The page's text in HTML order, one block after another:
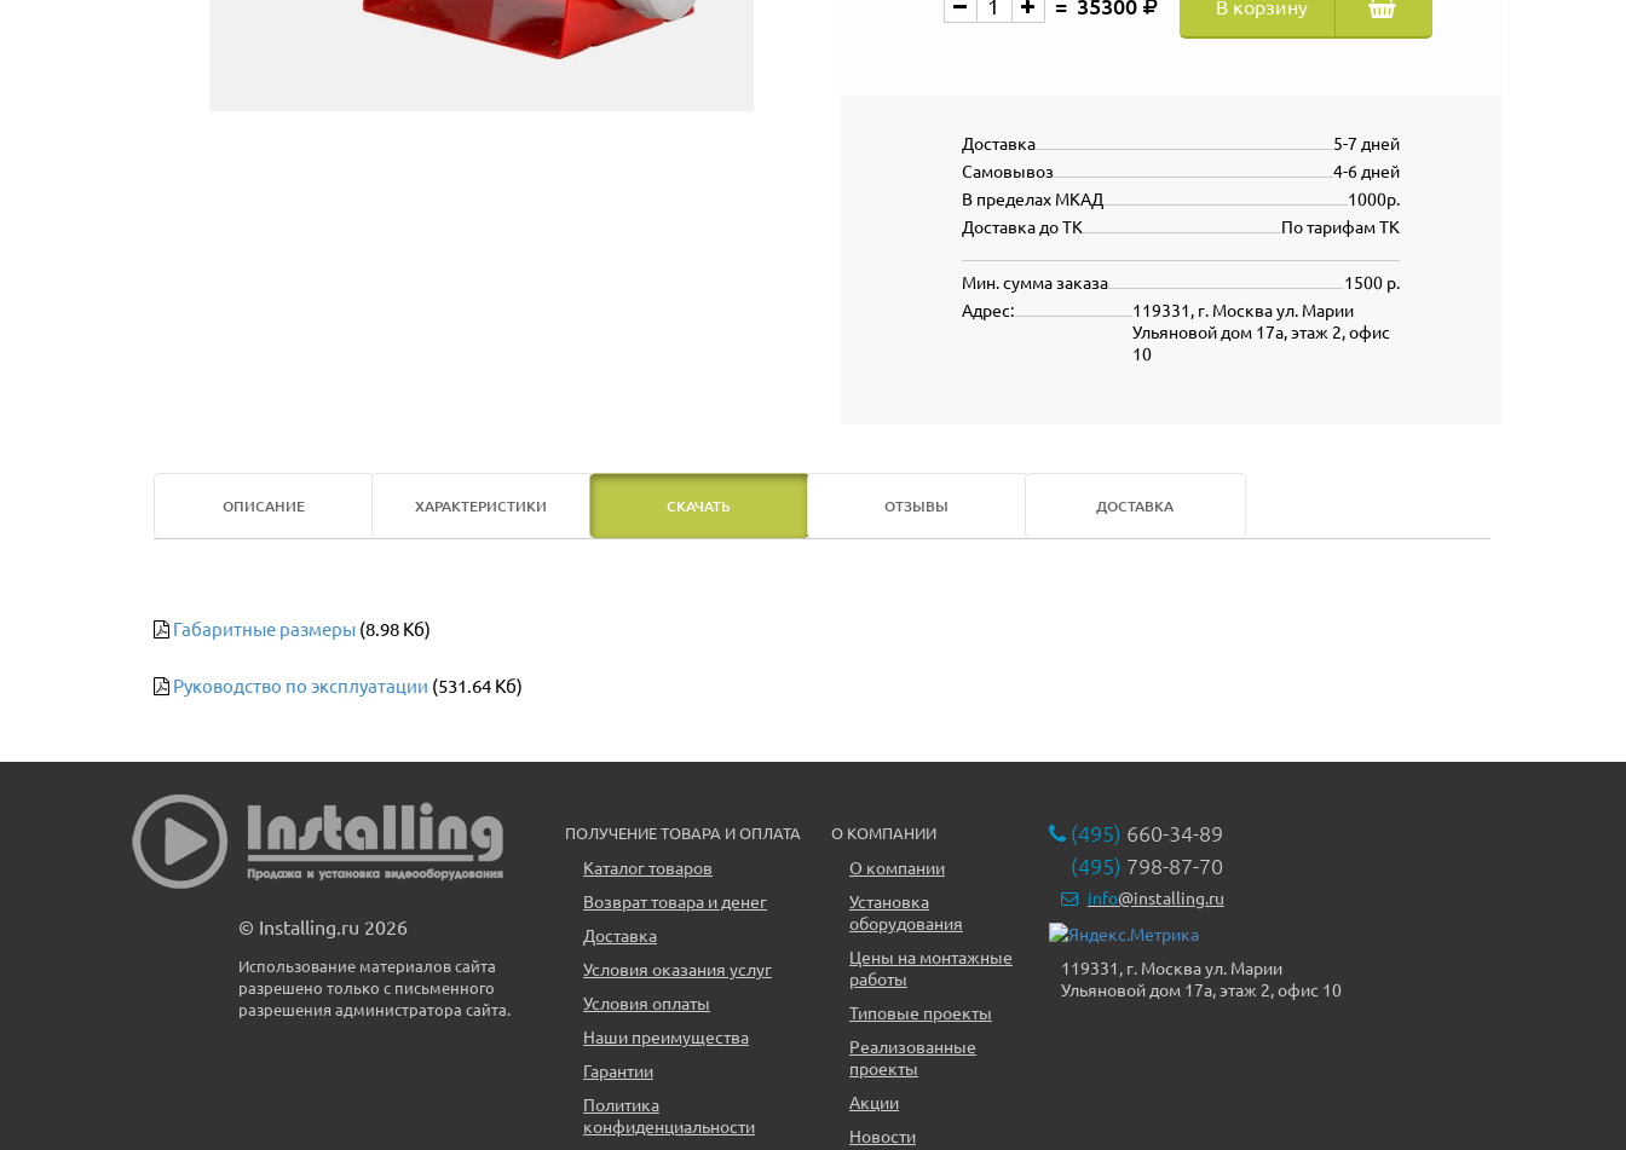
В корзину
5-7 дней
Доставка
4-6 дней
Самовывоз
1000р.
В пределах МКАД
По тарифам ТК
Доставка до ТК
1500 р.
Мин. сумма заказа
119331, г. Москва ул. Марии
Ульяновой дом 17а, этаж 2, офис
10
Адрес:
ОПИСАНИЕ ХАРАКТЕРИСТИКИ СКАЧАТЬ ОТЗЫВЫ ДОСТАВКА
Габаритные размеры (8.98 Кб)
Руководство по эксплуатации (531.64 Кб)
© Installing.ru 2026
Использование материалов сайта
разрешено только с письменного
разрешения администратора сайта.
ПОЛУЧЕНИЕ ТОВАРА И ОПЛАТА
Каталог товаров
Возврат товара и денег
Доставка
Условия оказания услуг
Условия оплаты
Наши преимущества
Гарантии
Политика
конфиденциальности
О КОМПАНИИ
О компании
Установка
оборудования
Цены на монтажные
работы
Типовые проекты
Реализованные
проекты
Акции
Новости
(495) 660-34-89
(495) 798-87-70
info@installing.ru
119331, г. Москва ул. Марии
Ульяновой дом 17а, этаж 2, офис 10